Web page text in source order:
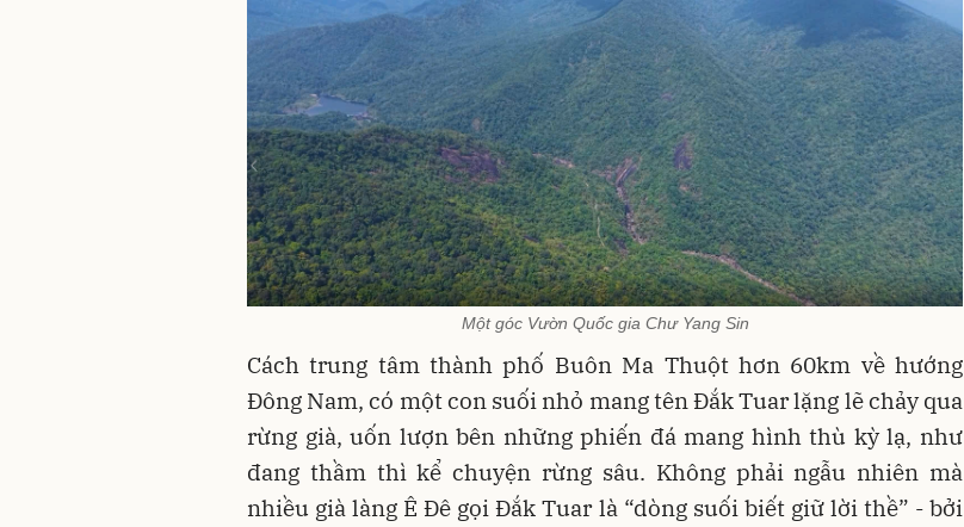
Một góc Vườn Quốc gia Chư Yang Sin
Cách trung tâm thành phố Buôn Ma Thuột hơn 60km về hướng
Đông Nam, có một con suối nhỏ mang tên Đắk Tuar lặng lẽ chảy qua
rừng già, uốn lượn bên những phiến đá mang hình thù kỳ lạ, như
đang thầm thì kể chuyện rừng sâu. Không phải ngẫu nhiên mà
nhiều già làng Ê Đê gọi Đắk Tuar là “dòng suối biết giữ lời thề” - bởi